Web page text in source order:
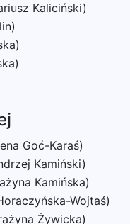
Kaliciński)
Goć-Karaś)
Kamiński)
Kamińska)
Wojtaś)
Żywicka)